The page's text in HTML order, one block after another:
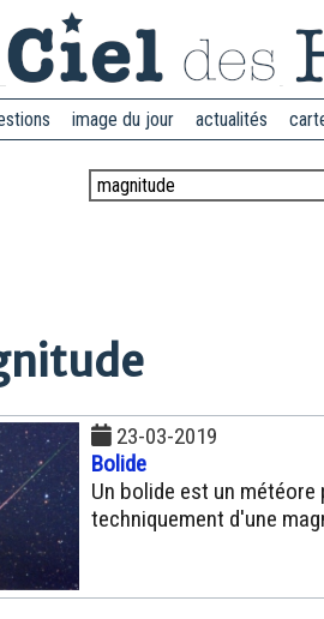
image du jour actualités
23-03-2019
Bolide
Un bolide est un
techniquement d'une